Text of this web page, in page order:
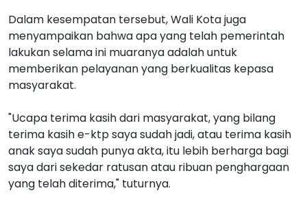
Dalam kesempatan tersebut, Wali Kota juga
menyampaikan bahwa apa yang telah pemerintah
lakukan selama ini muaranya adalah untuk
memberikan pelayanan yang berkualitas kepasa
masyarakat.
"Ucapa terima kasih dari masyarakat, yang bilang
terima kasih e-ktp saya sudah jadi, atau terima kasih
anak saya sudah punya akta, itu lebih berharga bagi
saya dari sekedar ratusan atau ribuan penghargaan
yang telah diterima," tuturnya.